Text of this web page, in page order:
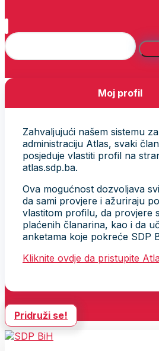
Moj profil
Zahvaljujući našem sistemu za
administraciju Atlas, svaki
posjeduje vlastiti profil na
atlas.sdp.ba.
Ova mogućnost dozvoljava
da sami provjere i ažuriraju
vlastitom profilu, da provjere
plaćenih članarina, kao i da
anketama koje pokreće SDP
Kliknite ovdje da pristupite
Pridruži se!